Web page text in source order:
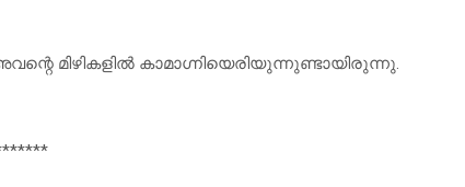
മിഴികളിൽ കാമാഗ്നിയെരിയുന്നുണ്ടായിരുന്നു.